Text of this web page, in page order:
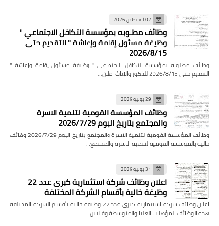
02 أغسطس 2026
وظائف مطلوبه بمؤسسة التكافل الاجتماعي "
وظيفة مسئول إقامة وإعاشة " التقديم حتى
2026/8/15
وظائف مطلوبه بمؤسسة التكافل الاجتماعي " وظيفة مسئول إقامة وإعاشة "
التقديم حتى 2026/8/15 للذكور والإناث اعلان…
29 يوليو 2026
وظائف المؤسسة القومية لتنمية الاسرة
والمجتمع بتاريخ اليوم 2026/7/29
وظائف المؤسسة القومية لتنمية الاسرة والمجتمع بتاريخ اليوم 2026/7/29 وظائف
خالية بالمؤسسة القومية لتنمية الاسرة والمجتمع…
31 يوليو 2026
اعلان وظائف شركة استثمارية كبرى عدد 22
وظيفة خالية بأقسام الشركة المختلفة
اعلان وظائف شركة استثمارية كبرى عدد 22 وظيفة خالية بأقسام الشركة المختلفة
هذه الوظائف للمؤهلات العليا والمتوسطة وفنيين …